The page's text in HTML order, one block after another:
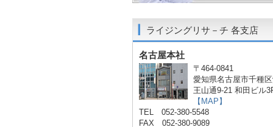
ライジングリサ－チ 各支店
名古屋本社
〒464-0841
愛知県名古屋市千種
王山通9-21 和田ビル
【MAP】
TEL 052-380-5548
FAX 052-380-9089